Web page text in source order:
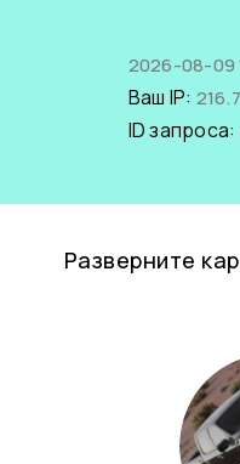
2026-08-09
Ваш IP:
ID запроса:
Разверните